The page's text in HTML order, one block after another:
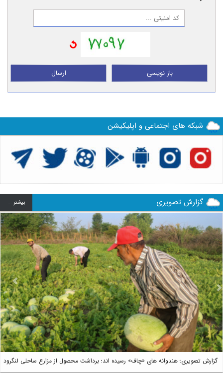
ارسال باز نویسی
شبکه های اجتماعی و اپلیکیشن
گزارش تصویری بيشتر ...
گزارش تصویری؛ هندوانه های «چاف» رسیده اند؛ برداشت محصول از مزارع ساحلی لنگرود
Next